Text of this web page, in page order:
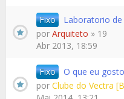
Fixo Laboratorio
por Arquiteto » 19
Abr 2013, 18:59
Fixo O que eu
por Clube do Vectra